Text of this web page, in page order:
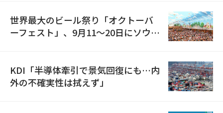
世界最大のビール祭り「オクトーバ
ーフェスト」、9月11〜20日にソウル
KDI「半導体牽引で景気回復にも…内
外の不確実性は拭えず」